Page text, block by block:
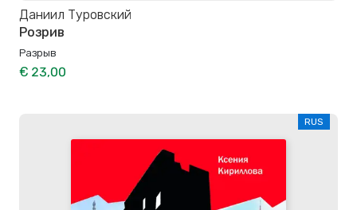
Даниил Туровский
Розрив
Разрыв
€ 23,00
RUS